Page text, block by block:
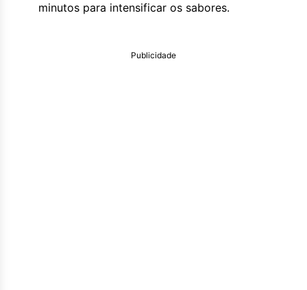
minutos para intensificar os sabores.
Publicidade